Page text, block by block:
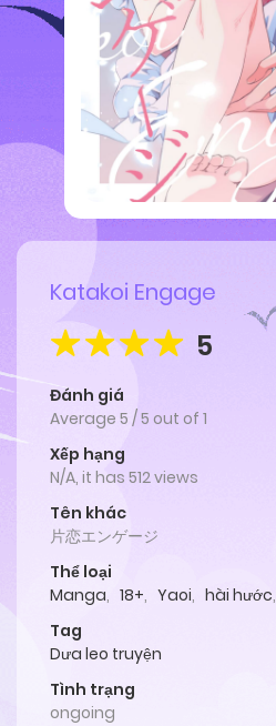
Katakoi Engage
5
Đánh giá
Average 5 /5 out of 1
Xếp hạng
N/A, it has 512 views
Tên khác
片恋エンゲージ
Thể loại
Manga, 18+, Yaoi, hài hước,
Tag
Dưa leo truyện
Tình trạng
ongoing